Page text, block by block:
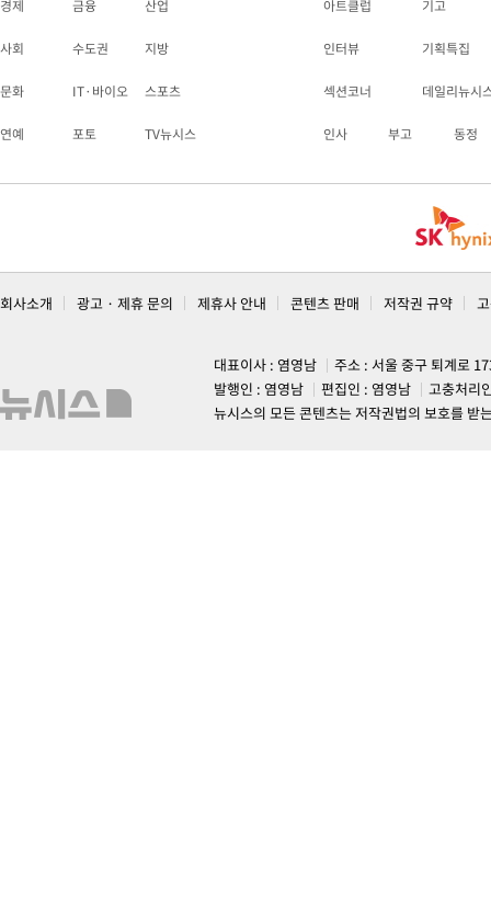
경제 금융 산업
사회 수도권 지방
문화 IT·바이오 스포츠
연예 포토 TV뉴시스
아트클럽 기고
인터뷰 기획특집
섹션코너 데일리뉴시
인사 부고 동정
회사소개 광고 · 제휴 문의 제휴사 안내 콘텐츠 판매 저작권 규약
대표이사 : 염영남
주소 : 서울 중구 퇴계로
발행인 : 염영남
편집인 : 염영남
고충처리
뉴시스의 모든 콘텐츠는 저작권법의 보호를